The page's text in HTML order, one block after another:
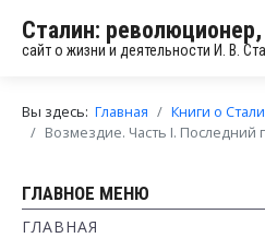
Сталин:
сайт о жизни и деятельности И. В.
Вы здесь: Главная
Книги о
Возмездие. Часть I. Последний
ГЛАВНОЕ МЕНЮ
ГЛАВНАЯ